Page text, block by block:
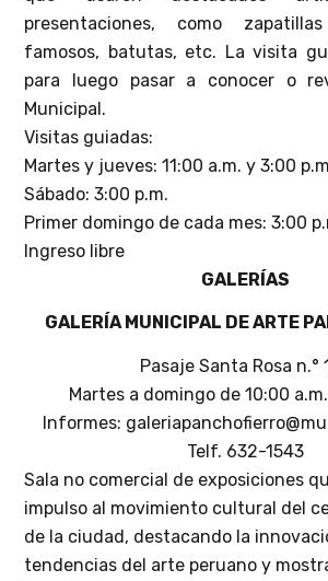
presentaciones, como
famosos, batutas, etc. La visita
para luego pasar a conocer o
Municipal.
Visitas guiadas:
Martes y jueves: 11:00 a.m. y 3:00
Sábado: 3:00 p.m.
Primer domingo de cada mes: 3:00
Ingreso libre
GALERÍAS
GALERÍA MUNICIPAL DE ARTE
Pasaje Santa Rosa n.°
Martes a domingo de 10:00
Informes:
Telf. 632-1543
Sala no comercial de exposiciones
impulso al movimiento cultural del
de la ciudad, destacando la
tendencias del arte peruano y